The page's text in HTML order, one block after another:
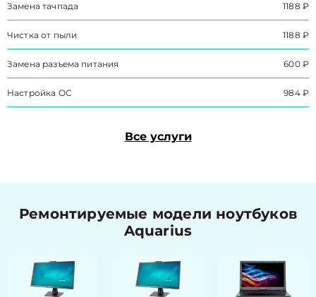
Замена тачпада 1188 ₽
Чистка от пыли 1188 ₽
Замена разъема питания 600 ₽
Настройка ОС 984 ₽
Все услуги
Ремонтируемые модели ноутбуков
Aquarius